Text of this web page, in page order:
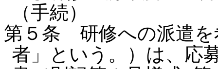
（手続）
第５条 研修への派遣を
者」という。）は、応